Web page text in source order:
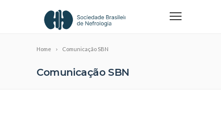
Home Comunicação SBN
Comunicação SBN